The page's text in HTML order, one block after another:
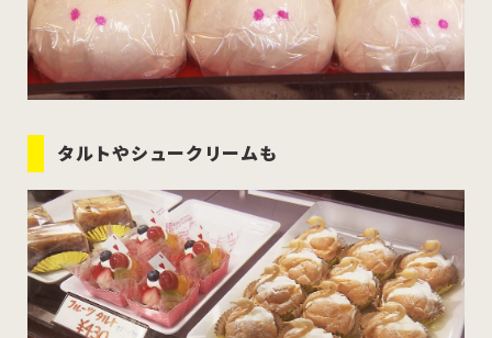
タルトやシュークリームも